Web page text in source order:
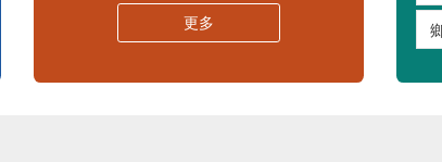
更多